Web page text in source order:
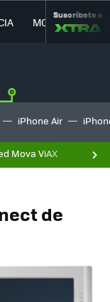
MOVILIDAD
Suscríbete a
iPhone Air
Mova ViAX
de